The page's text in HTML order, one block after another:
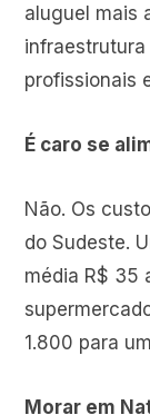
aluguel mais
profissionais
É caro se
Não. Os
do Sudeste.
média R$ 35
1.800 para
Morar em